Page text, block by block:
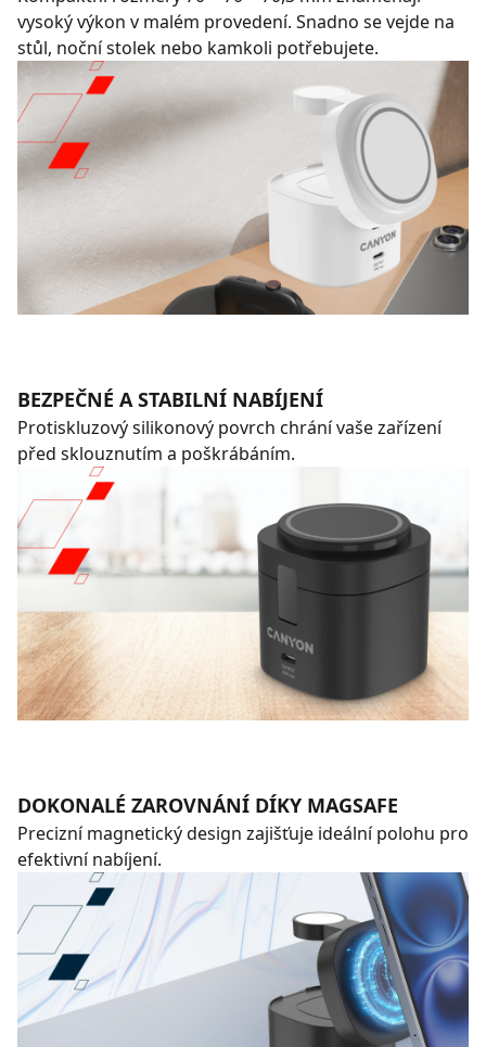
vysoký výkon v malém provedení. Snadno se vejde na
stůl, noční stolek nebo kamkoli potřebujete.
BEZPEČNÉ A STABILNÍ NABÍJENÍ
Protiskluzový silikonový povrch chrání vaše zařízení
před sklouznutím a poškrábáním.
DOKONALÉ ZAROVNÁNÍ DÍKY MAGSAFE
Precizní magnetický design zajišťuje ideální polohu pro
efektivní nabíjení.